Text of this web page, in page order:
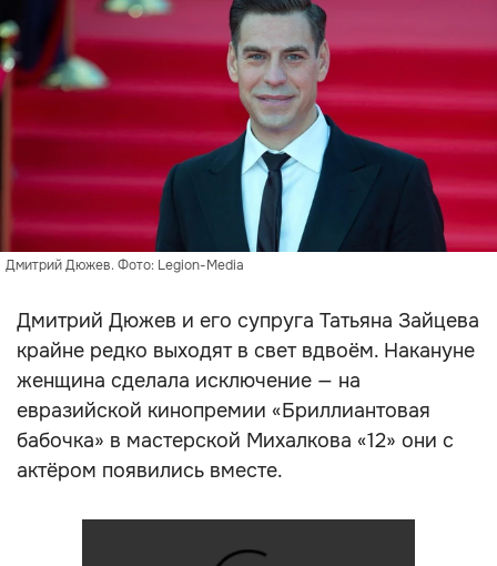
Дмитрий Дюжев. Фото: Legion-Media
Дмитрий Дюжев и его супруга Татьяна Зайцева
крайне редко выходят в свет вдвоём. Накануне
женщина сделала исключение — на
евразийской кинопремии «Бриллиантовая
бабочка» в мастерской Михалкова «12» они с
актёром появились вместе.